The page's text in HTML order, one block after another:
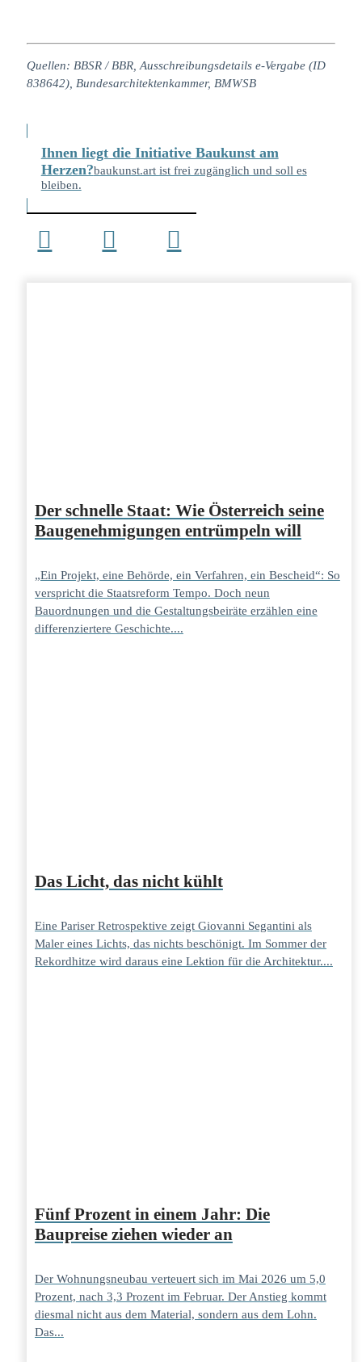
Quellen: BBSR / BBR, Ausschreibungsdetails e-Vergabe (ID
838642), Bundesarchitektenkammer, BMWSB
Ihnen liegt die Initiative Baukunst am
Herzen?baukunst.art ist frei zugänglich und soll es
bleiben.
Der schnelle Staat: Wie Österreich seine
Baugenehmigungen entrümpeln will
„Ein Projekt, eine Behörde, ein Verfahren, ein Bescheid“: So
verspricht die Staatsreform Tempo. Doch neun
Bauordnungen und die Gestaltungsbeiräte erzählen eine
differenziertere Geschichte....
Das Licht, das nicht kühlt
Eine Pariser Retrospektive zeigt Giovanni Segantini als
Maler eines Lichts, das nichts beschönigt. Im Sommer der
Rekordhitze wird daraus eine Lektion für die Architektur....
Fünf Prozent in einem Jahr: Die
Baupreise ziehen wieder an
Der Wohnungsneubau verteuert sich im Mai 2026 um 5,0
Prozent, nach 3,3 Prozent im Februar. Der Anstieg kommt
diesmal nicht aus dem Material, sondern aus dem Lohn.
Das...